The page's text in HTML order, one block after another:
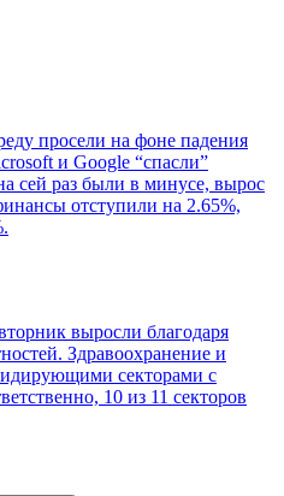
просели на фоне падения
и Google “спасли”
сей раз были в минусе, вырос
отступили на 2.65%,
выросли благодаря
Здравоохранение и
секторами с
10 из 11 секторов